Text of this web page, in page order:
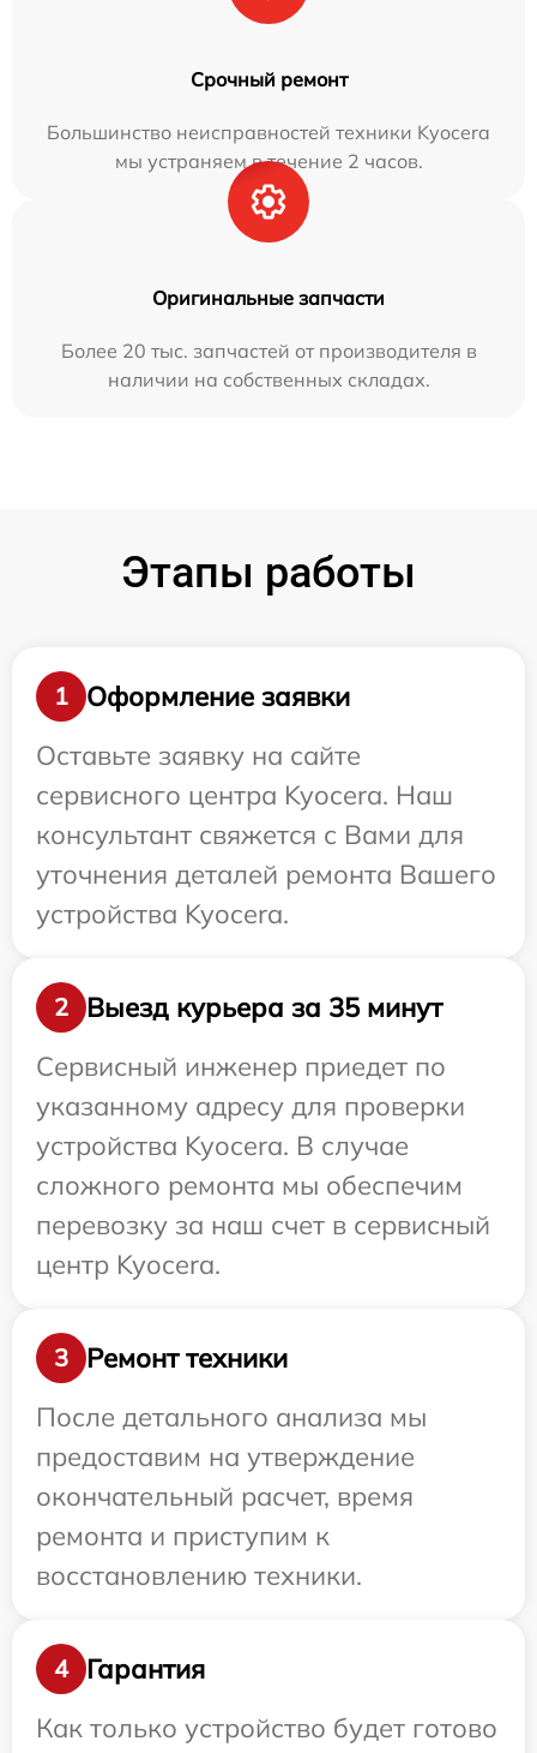
Срочный ремонт
Большинство неисправностей техники Kyocera
мы устраняем в течение 2 часов.
Оригинальные запчасти
Более 20 тыс. запчастей от производителя в
наличии на собственных складах.
Этапы работы
1
Оформление заявки
Оставьте заявку на сайте
сервисного центра Kyocera. Наш
консультант свяжется с Вами для
уточнения деталей ремонта Вашего
устройства Kyocera.
2
Выезд курьера за 35 минут
Сервисный инженер приедет по
указанному адресу для проверки
устройства Kyocera. В случае
сложного ремонта мы обеспечим
перевозку за наш счет в сервисный
центр Kyocera.
3
Ремонт техники
После детального анализа мы
предоставим на утверждение
окончательный расчет, время
ремонта и приступим к
восстановлению техники.
4
Гарантия
Как только устройство будет готово